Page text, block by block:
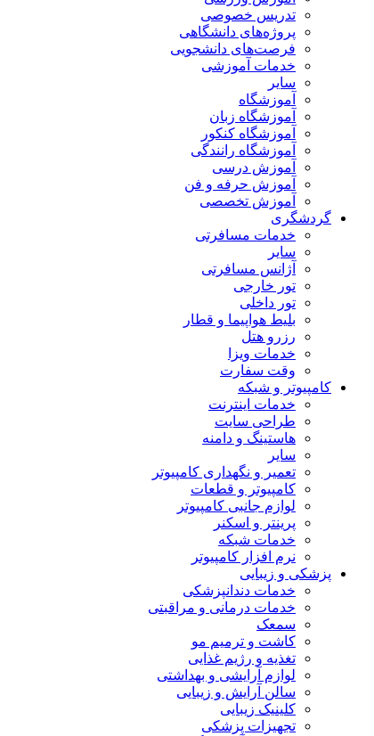
تدریس خصوصی
پروژه‌های دانشگاهی
فرصت‌های دانشجویی
خدمات آموزشی
سایر
آموزشگاه
آموزشگاه زبان
آموزشگاه کنکور
آموزشگاه رانندگی
آموزش درسی
آموزش حرفه و فن
آموزش تخصصی
گردشگری
خدمات مسافرتی
سایر
آژانس مسافرتی
تور خارجی
تور داخلی
بلیط هواپیما و قطار
رزرو هتل
خدمات ویزا
وقت سفارت
کامپیوتر و شبکه
خدمات اینترنت
طراحی سایت
هاستینگ و دامنه
سایر
تعمیر و نگهداری کامپیوتر
کامپیوتر و قطعات
لوازم جانبی کامپیوتر
پرینتر و اسکنر
خدمات شبکه
نرم افزار کامپیوتر
پزشکی و زیبایی
خدمات دندانپزشکی
خدمات درمانی و مراقبتی
سمعک
کاشت و ترمیم مو
تغذیه و رژیم غذایی
لوازم آرایشی و بهداشتی
سالن آرایش و زیبایی
کلینیک زیبایی
تجهیزات پزشکی